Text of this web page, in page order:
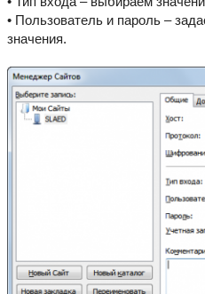
• Пользователь и пароль –
значения.